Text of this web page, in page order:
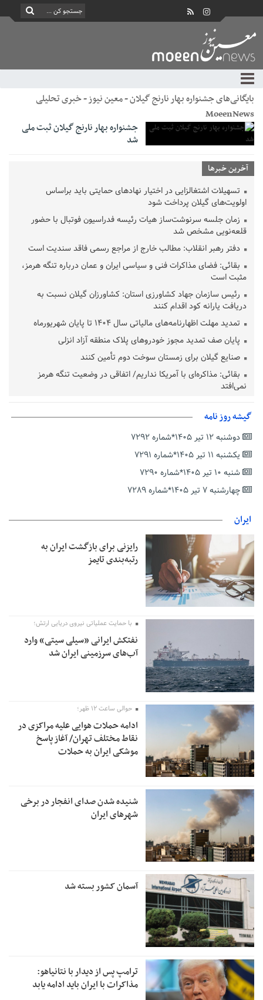
بایگانی‌های جشنواره بهار‌ نارنج گیلان - معین نیوز - خبری تحلیلی
MoeenNews
جشنواره بهار‌ نارنج گیلان ثبت ملی
شد
آخرین خبرها
تسهیلات اشتغالزایی در اختیار نهادهای حمایتی باید براساس
اولویت‌های گیلان پرداخت شود
زمان جلسه سرنوشت‌ساز هیات رئیسه فدراسیون فوتبال با حضور
قلعه‌نویی مشخص شد
دفتر رهبر انقلاب: مطالب خارج از مراجع رسمی فاقد سندیت است
بقائی: فضای مذاکرات فنی و سیاسی ایران و عمان درباره تنگه هرمز،
مثبت است
رئیس سازمان جهاد کشاورزی استان: کشاورزان گیلان نسبت به
دریافت یارانه کود اقدام کنند
تمدید مهلت اظهارنامه‌های مالیاتی سال ۱۴۰۴ تا پایان شهریورماه
پایان صف تمدید مجوز خودروهای پلاک منطقه آزاد انزلی
صنایع گیلان برای زمستان سوخت دوم تأمین کنند
بقائی: مذاکره‌ای با آمریکا نداریم/ اتفاقی در وضعیت تنگه هرمز
نمی‌افتد
نایب رئیس هیات مرکزی نظارت بر انتخابات شوراها: انتخابات در
پاییز برگزار می‌شود
خسرو سینایی، «فیلمسازی یک حرفه نیست، یک نوع زندگیست»
ترقی: سیاست خارجی پس از جنگ نیازمند بازنگری است
خدمات درمانی
مهاجرانی: کشور با همبستگی ملی از دشواری‌های جنگ گذر کرد
گیشه روز نامه
دوشنبه ۱۲ تیر ۱۴۰۵*شماره ۷۲۹۲
یکشنبه ۱۱ تیر ۱۴۰۵*شماره ۷۲۹۱
شنبه ۱۰ تیر ۱۴۰۵*شماره ۷۲۹۰
چهارشنبه ۷ تیر ۱۴۰۵*شماره ۷۲۸۹
ایران
رایزنی برای بازگشت ایران به
رتبه‌بندی تایمز
با حمایت عملیاتی نیروی دریایی ارتش؛
نفتکش ایرانی «سیلی سیتی» وارد
آب‌های سرزمینی ایران شد
حوالی ساعت ۱۲ ظهر؛
ادامه حملات هوایی علیه مراکزی در
نقاط مختلف تهران/ آغاز پاسخ
موشکی ایران به حملات
شنیده شدن صدای انفجار در برخی
شهرهای ایران
آسمان کشور بسته شد
ترامپ پس از دیدار با نتانیاهو:
مذاکرات با ایران باید ادامه یابد